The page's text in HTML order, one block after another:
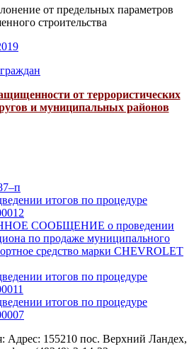
от предельных параметров
строительства
от террористических
и муниципальных районов
итогов по процедуре
СООБЩЕНИЕ о проведении
по продаже муниципального
средство марки CHEVROLET
итогов по процедуре
итогов по процедуре
Адрес: 155210 пос. Верхний Ландех,